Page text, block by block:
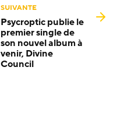
SUIVANTE
Psycroptic publie le
premier single de
son nouvel album à
venir, Divine
Council